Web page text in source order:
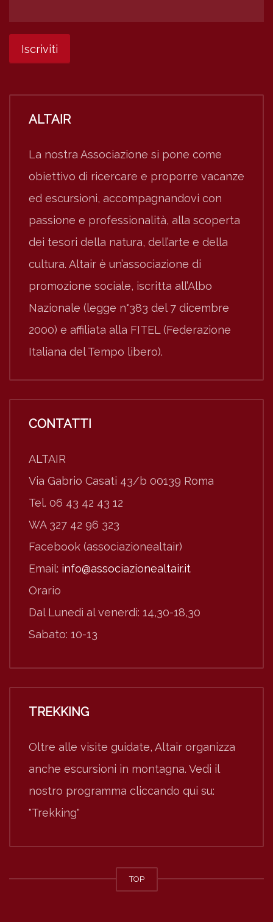
ALTAIR
La nostra Associazione si pone come
obiettivo di ricercare e proporre vacanze
ed escursioni, accompagnandovi con
passione e professionalità, alla scoperta
dei tesori della natura, dell’arte e della
cultura. Altair è un’associazione di
promozione sociale, iscritta all’Albo
Nazionale (legge n°383 del 7 dicembre
2000) e affiliata alla FITEL (Federazione
Italiana del Tempo libero).
CONTATTI
ALTAIR
Via Gabrio Casati 43/b 00139 Roma
Tel. 06 43 42 43 12
WA 327 42 96 323
Facebook (associazionealtair)
Email: info@associazionealtair.it
Orario
Dal Lunedì al venerdì: 14,30-18,30
Sabato: 10-13
TREKKING
Oltre alle visite guidate, Altair organizza
anche escursioni in montagna. Vedi il
nostro programma cliccando qui su:
"Trekking"
TOP